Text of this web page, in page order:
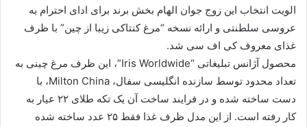
الویت انتخاب این زوج جوان الهام بخش برند برای ادای احترام به
عروسی سلطنتی و ارائه نسخه “مرغ کنتاکی زیبا از چین” با ظرف
غذای معروف کی اف سی شد.
محصول آژانس تبلیغاتی “Iris Worldwide”، این ظرف مرغ چینی به
تعداد محدود توسط سازنده انگلیسی سفال، Milton China، با
دست ساخته شده و در فرایند ساخت آن یک تکه طلای ۲۲ عیار به
کار رفته است. از این مدل ظرف غذا فقط ۲۵ عدد ساخته شده